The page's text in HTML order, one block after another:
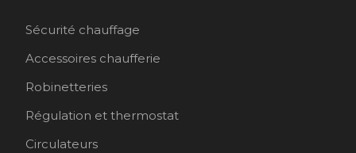
Sécurité chauffage
Accessoires chaufferie
Robinetteries
Régulation et thermostat
Circulateurs